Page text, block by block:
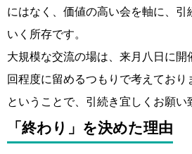
にはなく、価値の高い会を軸に、引
いく所存です。
大規模な交流の場は、来月八日に
回程度に留めるつもりで考えており
ということで、引続き宜しくお願い
「終わり」を決めた理由